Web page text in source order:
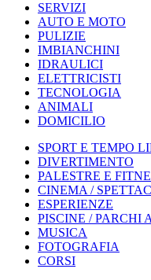
SERVIZI
AUTO E MOTO
PULIZIE
IMBIANCHINI
IDRAULICI
ELETTRICISTI
TECNOLOGIA
ANIMALI
DOMICILIO
SPORT E TEMPO
DIVERTIMENTO
PALESTRE E
CINEMA /
ESPERIENZE
PISCINE / PARCHI
MUSICA
FOTOGRAFIA
CORSI